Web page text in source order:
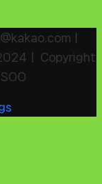
ㅣ
ㅣ Copyright